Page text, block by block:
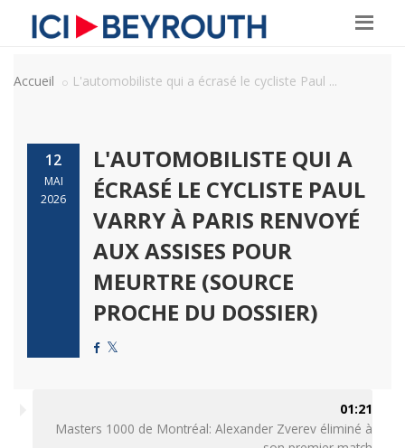
Accueil L'automobiliste qui a écrasé le cycliste Paul ...
12
MAI
2026
L'AUTOMOBILISTE QUI A
ÉCRASÉ LE CYCLISTE PAUL
VARRY À PARIS RENVOYÉ
AUX ASSISES POUR
MEURTRE (SOURCE
PROCHE DU DOSSIER)
01:21
Masters 1000 de Montréal: Alexander Zverev éliminé à